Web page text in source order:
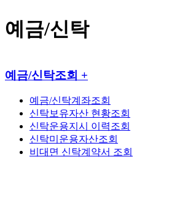
예금/신탁
예금/신탁조회 +
예금/신탁계좌조회
신탁보유자산 현황조회
신탁운용지시 이력조회
신탁미운용자산조회
비대면 신탁계약서 조회